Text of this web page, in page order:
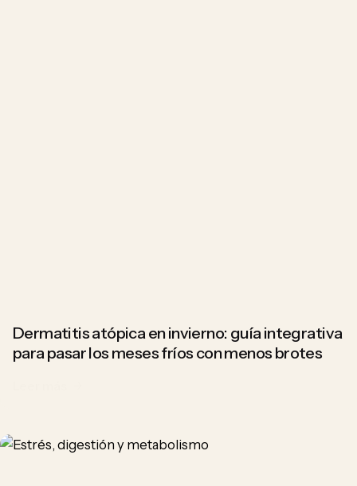
Dermatitis atópica en invierno: guía integrativa
para pasar los meses fríos con menos brotes